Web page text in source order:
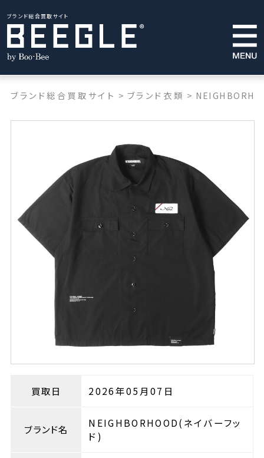
ブランド総合買取サイト
ブランド総合買取サイト > ブランド衣類 >
買取日 2026年05月07日
ブランド名
NEIGHBORHOOD(ネイバーフッ
ド)